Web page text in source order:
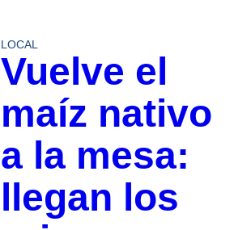
LOCAL
Vuelve el
maíz nativo
a la mesa:
llegan los